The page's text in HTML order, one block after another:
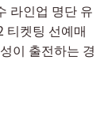
라인업 명단 유
티켓팅 선예매
이 출전하는 경